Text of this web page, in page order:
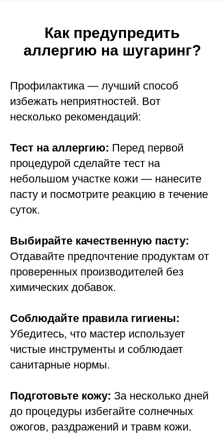
Как предупредить
аллергию на шугаринг?
Профилактика — лучший способ
избежать неприятностей. Вот
несколько рекомендаций:
Тест на аллергию: Перед первой
процедурой сделайте тест на
небольшом участке кожи — нанесите
пасту и посмотрите реакцию в течение
суток.
Выбирайте качественную пасту:
Отдавайте предпочтение продуктам от
проверенных производителей без
химических добавок.
Соблюдайте правила гигиены:
Убедитесь, что мастер использует
чистые инструменты и соблюдает
санитарные нормы.
Подготовьте кожу: За несколько дней
до процедуры избегайте солнечных
ожогов, раздражений и травм кожи.